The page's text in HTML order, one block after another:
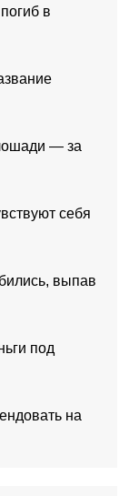
в
— за
себя
выпав
под
на